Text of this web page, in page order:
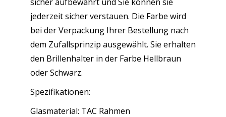
jederzeit sicher verstauen. Die Farbe wird
bei der Verpackung Ihrer Bestellung nach
dem Zufallsprinzip ausgewählt. Sie erhalten
den Brillenhalter in der Farbe Hellbraun
oder Schwarz.
Spezifikationen:
Glasmaterial: TAC Rahmen